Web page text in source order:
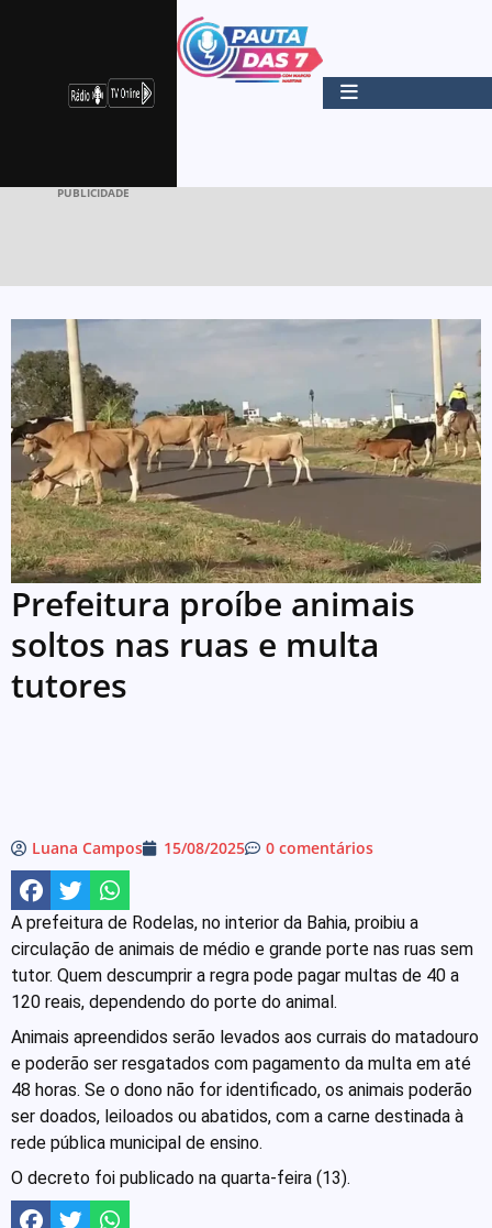
PUBLICIDADE
Prefeitura proíbe animais
soltos nas ruas e multa
tutores
Luana Campos 15/08/2025 0 comentários
A prefeitura de Rodelas, no interior da Bahia, proibiu a
circulação de animais de médio e grande porte nas ruas sem
tutor. Quem descumprir a regra pode pagar multas de 40 a
120 reais, dependendo do porte do animal.
Animais apreendidos serão levados aos currais do matadouro
e poderão ser resgatados com pagamento da multa em até
48 horas. Se o dono não for identificado, os animais poderão
ser doados, leiloados ou abatidos, com a carne destinada à
rede pública municipal de ensino.
O decreto foi publicado na quarta-feira (13).